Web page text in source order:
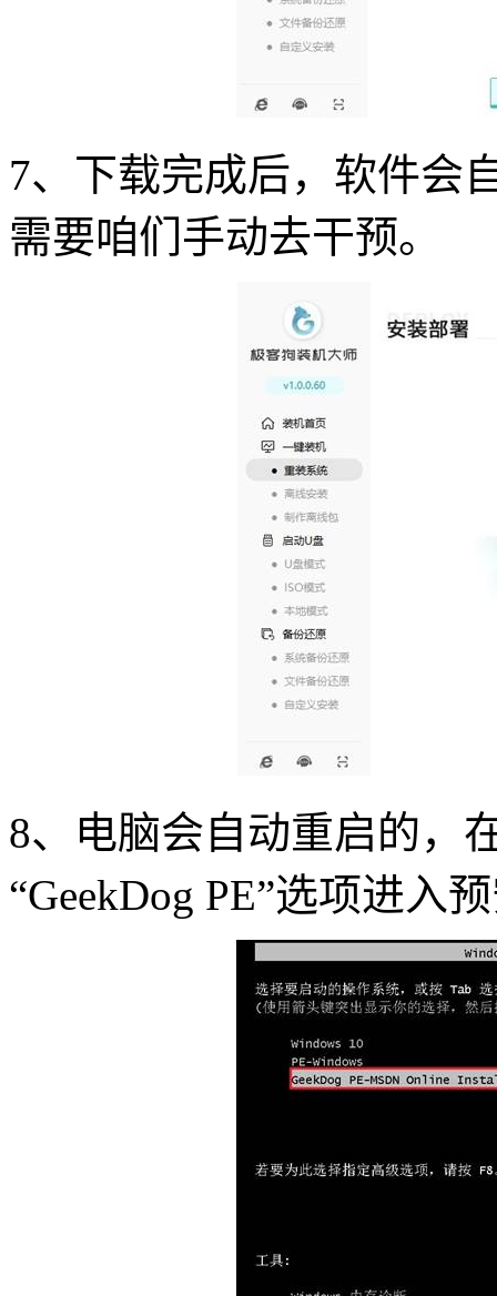
7、下载完成后，软件会
需要咱们手动去干预。
8、电脑会自动重启的，
“GeekDog PE”选项进入